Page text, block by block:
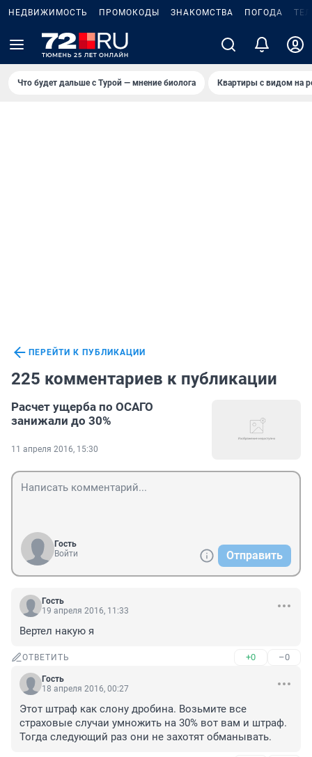
НЕДВИЖИМОСТЬ ПРОМОКОДЫ ЗНАКОМСТВА ПОГОДА
Что будет дальше с Турой — мнение биолога Квартиры с видом на
ПЕРЕЙТИ К ПУБЛИКАЦИИ
225 комментариев к публикации
Расчет ущерба по ОСАГО
занижали до 30%
11 апреля 2016, 15:30
Гость
Войти
Отправить
Гость
19 апреля 2016, 11:33
Вертел накую я
ОТВЕТИТЬ +0 –0
Гость
18 апреля 2016, 00:27
Этот штраф как слону дробина. Возьмите все
страховые случаи умножить на 30% вот вам и штраф.
Тогда следующий раз они не захотят обманывать.